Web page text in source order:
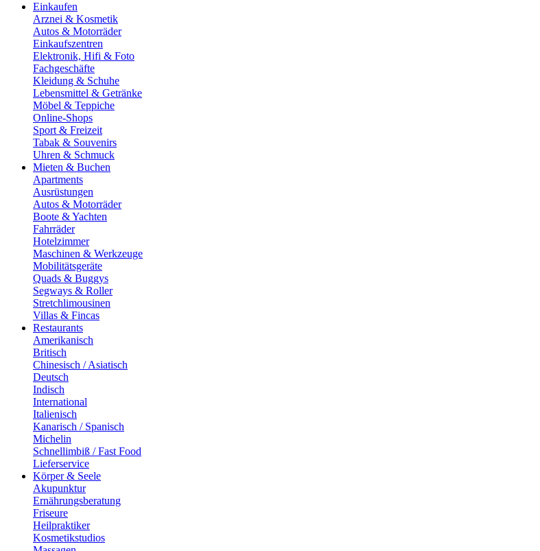
Einkaufen
Arznei & Kosmetik
Autos & Motorräder
Einkaufszentren
Elektronik, Hifi & Foto
Fachgeschäfte
Kleidung & Schuhe
Lebensmittel & Getränke
Möbel & Teppiche
Online-Shops
Sport & Freizeit
Tabak & Souvenirs
Uhren & Schmuck
Mieten & Buchen
Apartments
Ausrüstungen
Autos & Motorräder
Boote & Yachten
Fahrräder
Hotelzimmer
Maschinen & Werkzeuge
Mobilitätsgeräte
Quads & Buggys
Segways & Roller
Stretchlimousinen
Villas & Fincas
Restaurants
Amerikanisch
Britisch
Chinesisch / Asiatisch
Deutsch
Indisch
International
Italienisch
Kanarisch / Spanisch
Michelin
Schnellimbiß / Fast Food
Lieferservice
Körper & Seele
Akupunktur
Ernährungsberatung
Friseure
Heilpraktiker
Kosmetikstudios